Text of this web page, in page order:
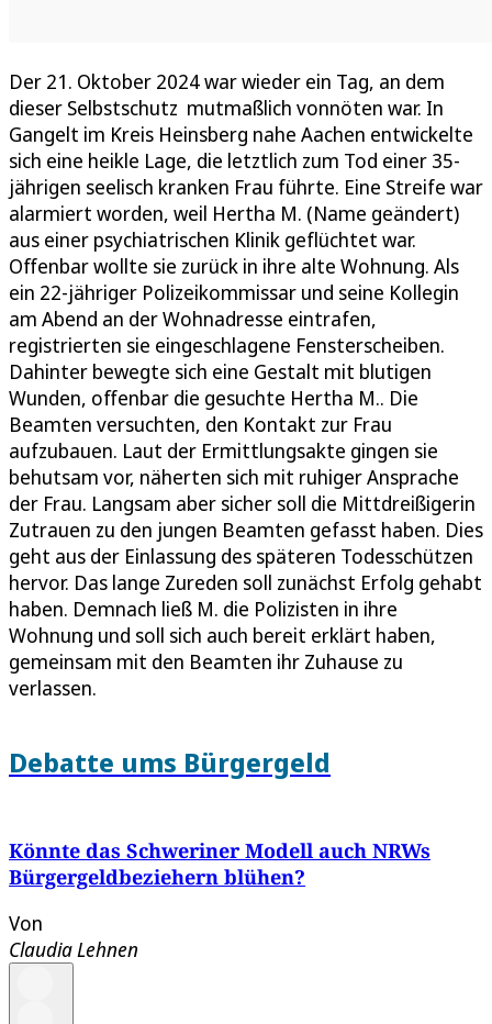
Der 21. Oktober 2024 war wieder ein Tag, an dem
dieser Selbstschutz mutmaßlich vonnöten war. In
Gangelt im Kreis Heinsberg nahe Aachen entwickelte
sich eine heikle Lage, die letztlich zum Tod einer 35-
jährigen seelisch kranken Frau führte. Eine Streife war
alarmiert worden, weil Hertha M. (Name geändert)
aus einer psychiatrischen Klinik geflüchtet war.
Offenbar wollte sie zurück in ihre alte Wohnung. Als
ein 22-jähriger Polizeikommissar und seine Kollegin
am Abend an der Wohnadresse eintrafen,
registrierten sie eingeschlagene Fensterscheiben.
Dahinter bewegte sich eine Gestalt mit blutigen
Wunden, offenbar die gesuchte Hertha M.. Die
Beamten versuchten, den Kontakt zur Frau
aufzubauen. Laut der Ermittlungsakte gingen sie
behutsam vor, näherten sich mit ruhiger Ansprache
der Frau. Langsam aber sicher soll die Mittdreißigerin
Zutrauen zu den jungen Beamten gefasst haben. Dies
geht aus der Einlassung des späteren Todesschützen
hervor. Das lange Zureden soll zunächst Erfolg gehabt
haben. Demnach ließ M. die Polizisten in ihre
Wohnung und soll sich auch bereit erklärt haben,
gemeinsam mit den Beamten ihr Zuhause zu
verlassen.
Debatte ums Bürgergeld
Könnte das Schweriner Modell auch NRWs
Bürgergeldbeziehern blühen?
Von
Claudia Lehnen